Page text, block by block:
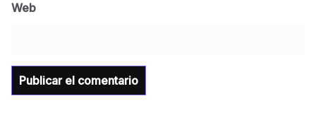
Web
para la Universidad y para el municipio